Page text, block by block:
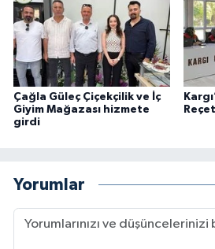
Çağla Güleç Çiçekçilik ve İç
Giyim Mağazası hizmete
girdi
Yorumlar